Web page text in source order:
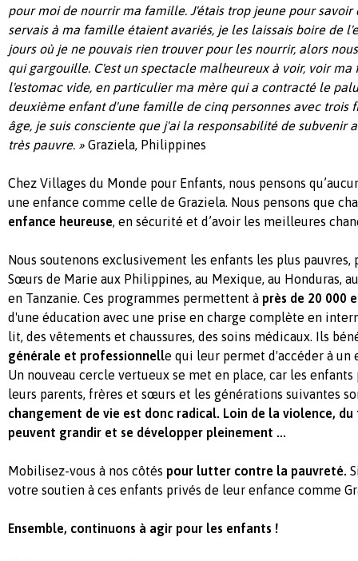
pour moi de nourrir ma famille. J'étais trop jeune pour savoir
servais à ma famille étaient avariés, je les laissais boire de
jours où je ne pouvais rien trouver pour les nourrir, alors
qui gargouille. C'est un spectacle malheureux à voir, voir
l'estomac vide, en particulier ma mère qui a contracté le
deuxième enfant d'une famille de cinq personnes avec trois
âge, je suis consciente que j'ai la responsabilité de subvenir
très pauvre. » Graziela, Philippines
Chez Villages du Monde pour Enfants, nous pensons
une enfance comme celle de Graziela. Nous pensons que
enfance heureuse, en sécurité et d’avoir les meilleures
Nous soutenons exclusivement les enfants les plus pauvres,
Sœurs de Marie aux Philippines, au Mexique, au Honduras,
en Tanzanie. Ces programmes permettent à près de 20 000
d'une éducation avec une prise en charge complète en
lit, des vêtements et chaussures, des soins médicaux. Ils
générale et professionnelle qui leur permet d'accéder à un
Un nouveau cercle vertueux se met en place, car les
leurs parents, frères et sœurs et les générations suivantes
changement de vie est donc radical. Loin de la violence,
peuvent grandir et se développer pleinement ...
Mobilisez-vous à nos côtés pour lutter contre la pauvreté.
votre soutien à ces enfants privés de leur enfance comme
Ensemble, continuons à agir pour les enfants !